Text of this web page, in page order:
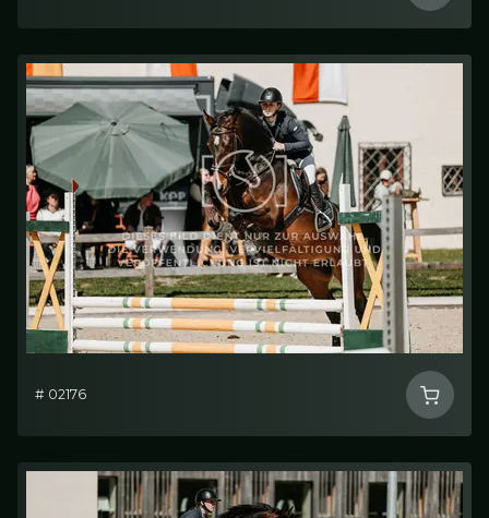
# 02176